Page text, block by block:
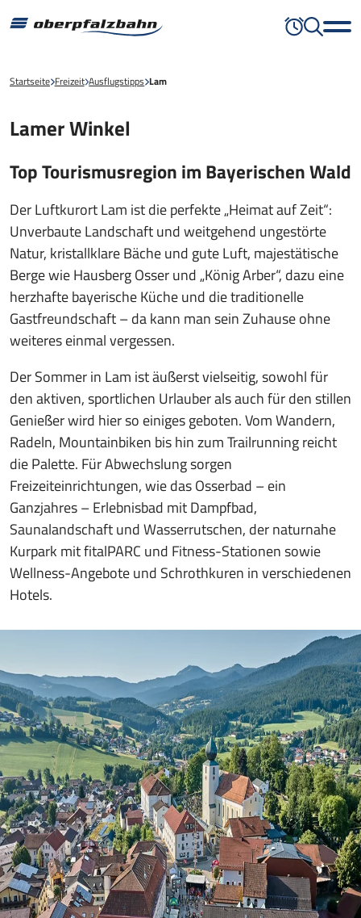
Startseite Freizeit Ausflugstipps Lam
Lamer Winkel
Top Tourismusregion im Bayerischen Wald
Der Luftkurort Lam ist die perfekte „Heimat auf Zeit“:
Unverbaute Landschaft und weitgehend ungestörte
Natur, kristallklare Bäche und gute Luft, majestätische
Berge wie Hausberg Osser und „König Arber“, dazu eine
herzhafte bayerische Küche und die traditionelle
Gastfreundschaft – da kann man sein Zuhause ohne
weiteres einmal vergessen.
Der Sommer in Lam ist äußerst vielseitig, sowohl für
den aktiven, sportlichen Urlauber als auch für den stillen
Genießer wird hier so einiges geboten. Vom Wandern,
Radeln, Mountainbiken bis hin zum Trailrunning reicht
die Palette. Für Abwechslung sorgen
Freizeiteinrichtungen, wie das Osserbad – ein
Ganzjahres – Erlebnisbad mit Dampfbad,
Saunalandschaft und Wasserrutschen, der naturnahe
Kurpark mit fitalPARC und Fitness-Stationen sowie
Wellness-Angebote und Schrothkuren in verschiedenen
Hotels.